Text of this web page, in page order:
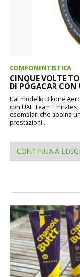
COMPONENTISTICA
CINQUE VOLTE
DI POGACAR
Dal modello Bikone
con UAE Team
esemplari che abbina
prestazioni...
CONTINUA A